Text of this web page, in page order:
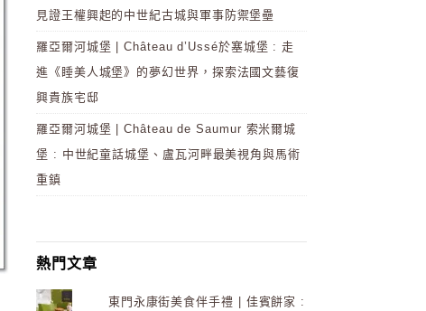
見證王權興起的中世紀古城與軍事防禦堡壘
羅亞爾河城堡 | Château d’Ussé於塞城堡 : 走
進《睡美人城堡》的夢幻世界，探索法國文藝復
興貴族宅邸
羅亞爾河城堡 | Château de Saumur 索米爾城
堡 : 中世紀童話城堡、盧瓦河畔最美視角與馬術
重鎮
熱門文章
東門永康街美食伴手禮 | 佳賓餅家 :